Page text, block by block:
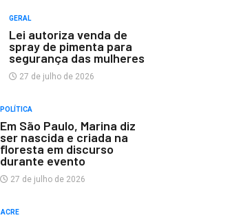
GERAL
Lei autoriza venda de
spray de pimenta para
segurança das mulheres
27 de julho de 2026
POLÍTICA
Em São Paulo, Marina diz
ser nascida e criada na
floresta em discurso
durante evento
27 de julho de 2026
ACRE